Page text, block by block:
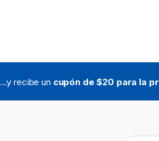
...y recibe un cupón de $20 para la